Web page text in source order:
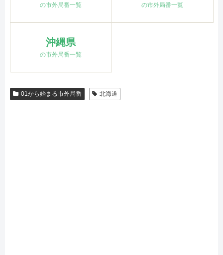
の市外局番一覧 の市外局番一覧
沖縄県
の市外局番一覧
01から始まる市外局番 北海道